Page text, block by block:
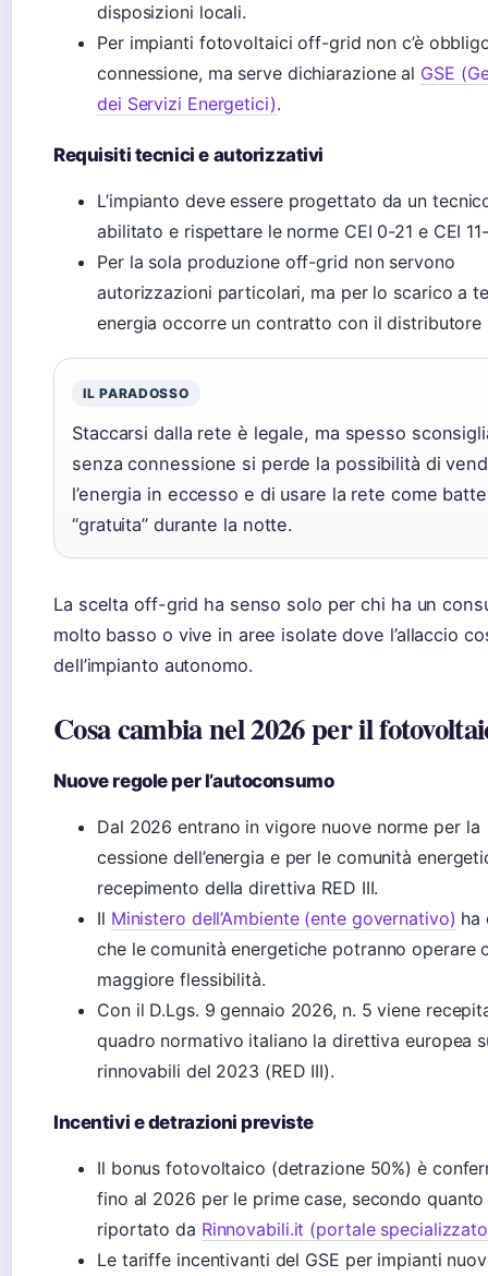
disposizioni locali.
Per impianti fotovoltaici off-grid non c’è
connessione, ma serve dichiarazione al GSE
dei Servizi Energetici).
Requisiti tecnici e autorizzativi
L’impianto deve essere progettato da un
abilitato e rispettare le norme CEI 0-21 e CEI
Per la sola produzione off-grid non servono
autorizzazioni particolari, ma per lo scarico a
energia occorre un contratto con il distributore
IL PARADOSSO
Staccarsi dalla rete è legale, ma spesso
senza connessione si perde la possibilità di
l’energia in eccesso e di usare la rete come
“gratuita” durante la notte.
La scelta off-grid ha senso solo per chi ha un
molto basso o vive in aree isolate dove l’allaccio
dell’impianto autonomo.
Cosa cambia nel 2026 per il
Nuove regole per l’autoconsumo
Dal 2026 entrano in vigore nuove norme per la
cessione dell’energia e per le comunità
recepimento della direttiva RED III.
Il Ministero dell’Ambiente (ente governativo) ha
che le comunità energetiche potranno operare
maggiore flessibilità.
Con il D.Lgs. 9 gennaio 2026, n. 5 viene
quadro normativo italiano la direttiva europea
rinnovabili del 2023 (RED III).
Incentivi e detrazioni previste
Il bonus fotovoltaico (detrazione 50%) è
fino al 2026 per le prime case, secondo quanto
riportato da Rinnovabili.it (portale
Le tariffe incentivanti del GSE per impianti